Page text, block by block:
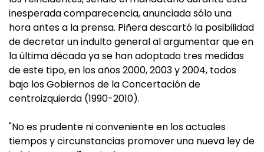
inesperada comparecencia, anunciada sólo una
hora antes a la prensa. Piñera descartó la posibilidad
de decretar un indulto general al argumentar que en
la última década ya se han adoptado tres medidas
de este tipo, en los años 2000, 2003 y 2004, todos
bajo los Gobiernos de la Concertación de
centroizquierda (1990-2010).
"No es prudente ni conveniente en los actuales
tiempos y circunstancias promover una nueva ley de